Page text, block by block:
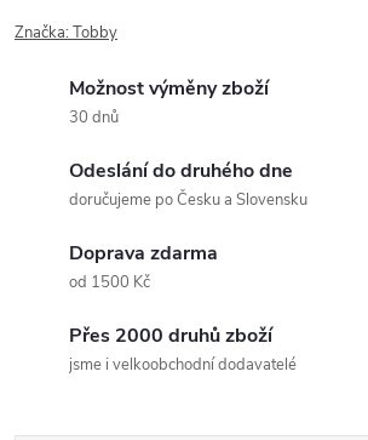
Značka:Tobby
Možnost výměny zboží
30 dnů
Odeslání do druhého dne
doručujeme po Česku a Slovensku
Doprava zdarma
od 1500 Kč
Přes 2000 druhů zboží
jsme i velkoobchodní dodavatelé